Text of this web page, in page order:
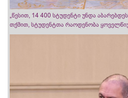
„წესით, 14 400 სტუდენტი უნდა
თქმით, სტუდენტთა რაოდენობა